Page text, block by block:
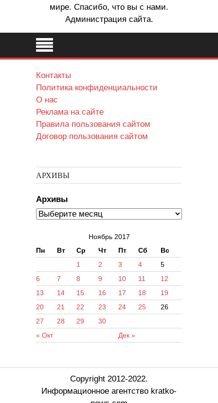
мире. Спасибо, что вы с нами.
Администрация сайта.
Контакты
Политика конфиденциальности
О нас
Реклама на сайте
Правила пользования сайтом
Договор пользования сайтом
АРХИВЫ
Архивы
Ноябрь 2017
Пн
Вт Ср Чт Пт Сб Вс
« Окт Дек »
1 2 3 4
5
6
7 8 9 10 11
12
13
14 15 16 17 18
19
20
21 22 23 24 25
26
27
28 29 30
Copyright 2012-2022.
Информационное агентство kratko-